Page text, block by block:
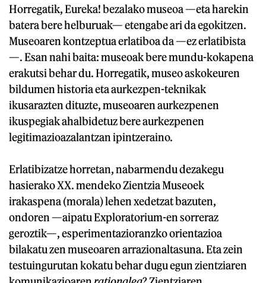
Horregatik, Eureka! bezalako museoa —eta harekin
batera bere helburuak— etengabe ari da egokitzen.
Museoaren kontzeptua erlatiboa da —ez erlatibista
—. Esan nahi baita: museoak bere mundu-kokapena
erakutsi behar du. Horregatik, museo askokeuren
bildumen historia eta aurkezpen-teknikak
ikusarazten dituzte, museoaren aurkezpenen
ikuspegiak ahalbidetuz bere aurkezpenen
legitimazioazalantzan ipintzeraino.
Erlatibizatze horretan, nabarmendu dezakegu
hasierako XX. mendeko Zientzia Museoek
irakaspena (morala) lehen xedetzat bazuten,
ondoren —aipatu Exploratorium-en sorreraz
geroztik—, esperimentazioranzko orientazioa
bilakatu zen museoaren arrazionaltasuna. Eta zein
testuingurutan kokatu behar dugu egun zientziaren